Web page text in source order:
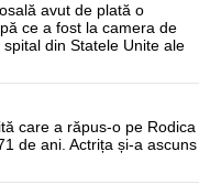
avut de plată o
ce a fost la camera de
din Statele Unite ale
care a răpus-o pe Rodica
de ani. Actrița și-a ascuns